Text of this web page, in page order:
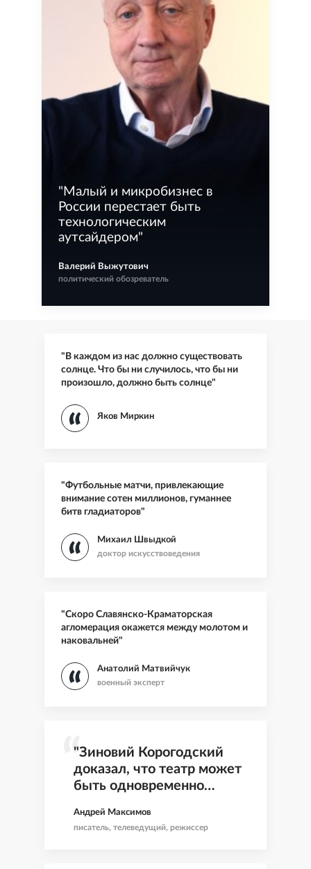
" Малый и микробизнес в
России перестает быть
технологическим
аутсайдером"
Валерий Выжутович
политический обозреватель
"В каждом из нас должно существовать
солнце. Что бы ни случилось, что бы ни
произошло, должно быть солнце"
Яков Миркин
"Футбольные матчи, привлекающие
внимание сотен миллионов, гуманнее
битв гладиаторов"
Михаил Швыдкой
доктор искусствоведения
"Скоро Славянско-Краматорская
агломерация окажется между молотом и
наковальней"
Анатолий Матвийчук
военный эксперт
"Зиновий Корогодский
доказал, что театр может
быть одновременно
всегда живой"
Андрей Максимов
писатель, телеведущий, режиссер